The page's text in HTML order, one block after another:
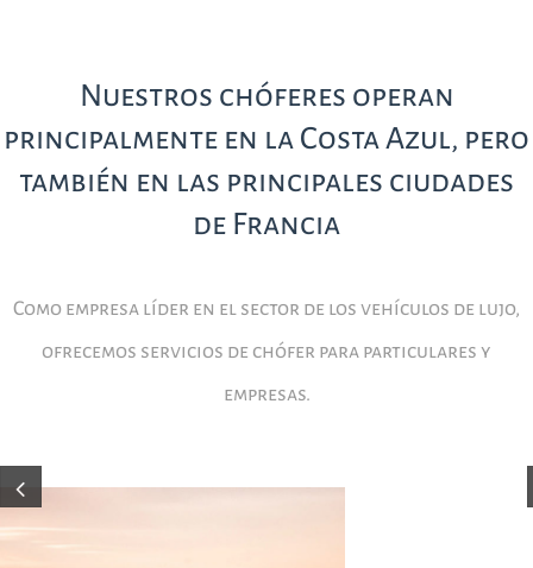
Nuestros chóferes operan
principalmente en la Costa Azul, pero
también en las principales ciudades
de Francia
Como empresa líder en el sector de los vehículos de lujo,
ofrecemos servicios de chófer para particulares y
empresas.